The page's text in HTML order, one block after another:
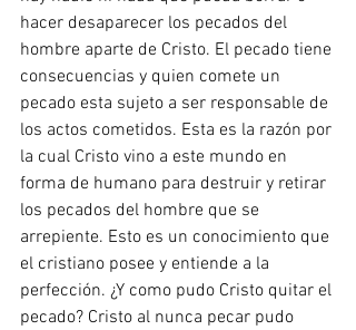
hacer desaparecer los pecados del
hombre aparte de Cristo. El pecado tiene
consecuencias y quien comete un
pecado esta sujeto a ser responsable de
los actos cometidos. Esta es la razón por
la cual Cristo vino a este mundo en
forma de humano para destruir y retirar
los pecados del hombre que se
arrepiente. Esto es un conocimiento que
el cristiano posee y entiende a la
perfección. ¿Y como pudo Cristo quitar el
pecado? Cristo al nunca pecar pudo